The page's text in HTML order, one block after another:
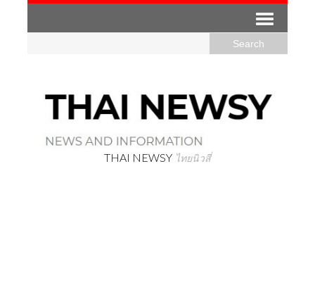
THAI NEWSY ไทยนิวสี่